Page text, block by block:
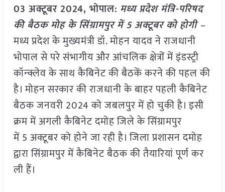
03 अक्टूबर 2024, भोपाल: मध्य प्रदेश मंत्रि-परिषद
की बैठक मोह के सिंग्रामपुर में 5 अक्टूबर को होगी –
मध्य प्रदेश के मुख्यमंत्री डॉ. मोहन यादव ने राजधानी
भोपाल से परे संभागीय और आंचलिक क्षेत्रों में इंडस्ट्री
कॉन्क्लेव के साथ कैबिनेट की बैठकें करने की पहल की
है। मोहन सरकार की राजधानी के बाहर पहली कैबिनेट
बैठक जनवरी 2024 को जबलपुर में हो चुकी है। इसी
क्रम में अगली कैबिनेट दमोह जिले के सिंग्रामपुर
में 5 अक्टूबर को होने जा रही है। जिला प्रशासन द‌मोह
द्वारा सिंग्रामपुर में कैबिनेट बैठक की तैयारियां पूर्ण कर
ली हैं।